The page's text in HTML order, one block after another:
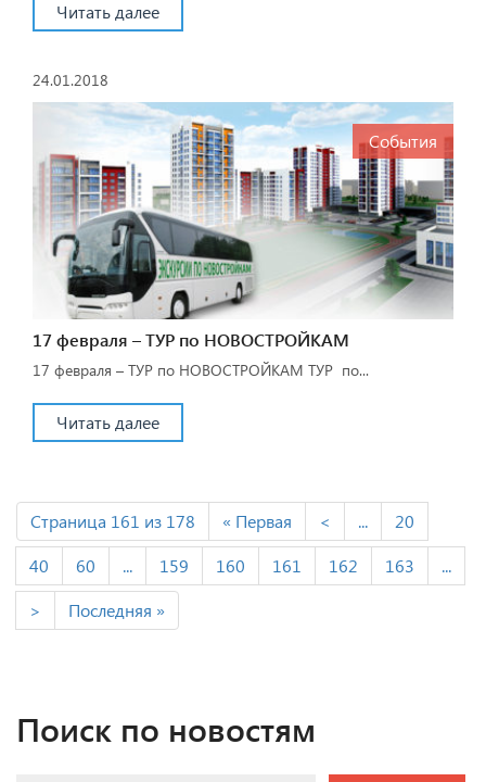
Читать далее
24.01.2018
События
17 февраля – ТУР по НОВОСТРОЙКАМ
17 февраля – ТУР по НОВОСТРОЙКАМ ТУР по...
Читать далее
Страница 161 из 178 « Первая < ...
20
40
60 ... 159 160 161 162 163
...
>
Последняя »
Поиск по новостям